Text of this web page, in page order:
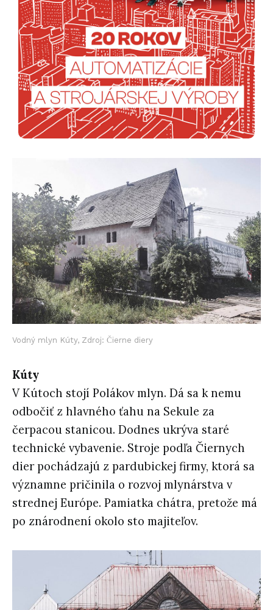
Vodný mlyn Kúty, Zdroj: Čierne diery
Kúty
V Kútoch stojí Polákov mlyn. Dá sa k nemu
odbočiť z hlavného ťahu na Sekule za
čerpacou stanicou. Dodnes ukrýva staré
technické vybavenie. Stroje podľa Čiernych
dier pochádzajú z pardubickej firmy, ktorá sa
významne pričinila o rozvoj mlynárstva v
strednej Európe. Pamiatka chátra, pretože má
po znárodnení okolo sto majiteľov.